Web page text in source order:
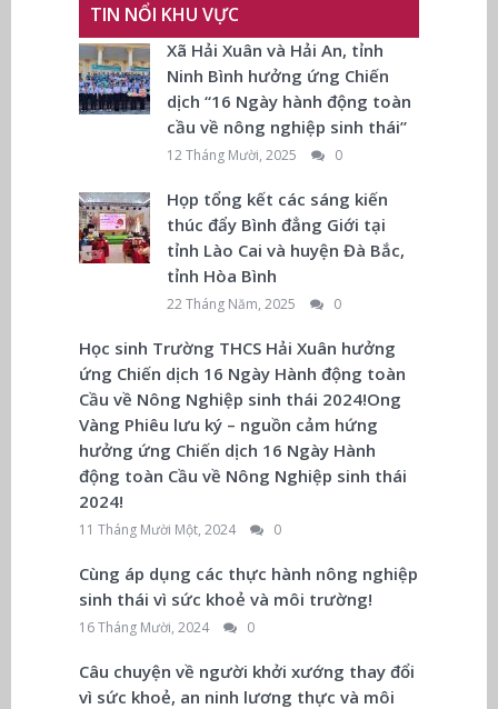
TIN NỔI KHU VỰC
Xã Hải Xuân và Hải An, tỉnh
Ninh Bình hưởng ứng Chiến
dịch “16 Ngày hành động toàn
cầu về nông nghiệp sinh thái”
12 Tháng Mười, 2025 0
Họp tổng kết các sáng kiến
thúc đẩy Bình đẳng Giới tại
tỉnh Lào Cai và huyện Đà Bắc,
tỉnh Hòa Bình
22 Tháng Năm, 2025 0
Học sinh Trường THCS Hải Xuân hưởng
ứng Chiến dịch 16 Ngày Hành động toàn
Cầu về Nông Nghiệp sinh thái 2024!Ong
Vàng Phiêu lưu ký – nguồn cảm hứng
hưởng ứng Chiến dịch 16 Ngày Hành
động toàn Cầu về Nông Nghiệp sinh thái
2024!
11 Tháng Mười Một, 2024 0
Cùng áp dụng các thực hành nông nghiệp
sinh thái vì sức khoẻ và môi trường!
16 Tháng Mười, 2024 0
Câu chuyện về người khởi xướng thay đổi
vì sức khoẻ, an ninh lương thực và môi